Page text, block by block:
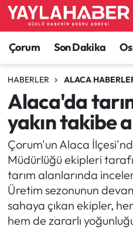
Çorum Son Dakika
HABERLER ALACA
Alaca'da
yakın takibe
Çorum'un Alaca
Müdürlüğü ekipleri
tarım alanlarında
Üretim sezonunun
sahaya çıkan ekipler,
hem de zararlı
Alaca Haberleri
Bayat Haberleri
Bilgi - Keşfet
Bilim ve Teknoloji
Boğazkale Haberleri
Çorum Haberleri
Çorum Son Dakika
Çorum Nöbetçi
Çorum Hava Durumu
Çorum Namaz
Çorum Trafik
TFF 1.Lig Puan
Tüm Manşetler
Son Dakika Haberleri